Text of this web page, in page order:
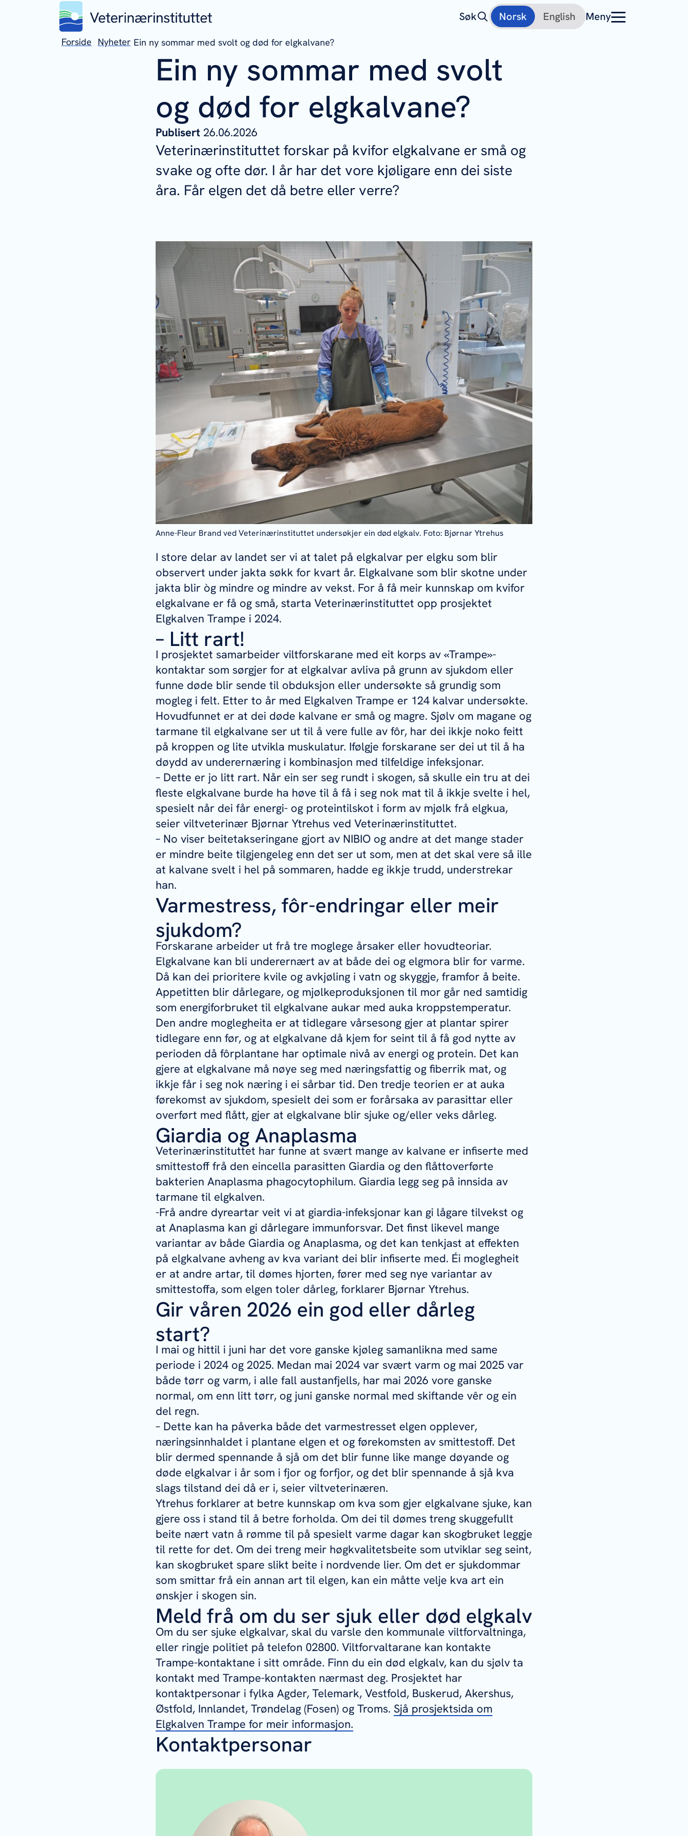
Søk Norsk English Meny
Forside Nyheter Ein ny sommar med svolt og død for elgkalvane?
Ein ny sommar med svolt
og død for elgkalvane?
Publisert 26.06.2026
Veterinærinstituttet forskar på kvifor elgkalvane er små og
svake og ofte dør. I år har det vore kjøligare enn dei siste
åra. Får elgen det då betre eller verre?
Anne-Fleur Brand ved Veterinærinstituttet undersøkjer ein død elgkalv. Foto: Bjørnar Ytrehus
I store delar av landet ser vi at talet på elgkalvar per elgku som blir
observert under jakta søkk for kvart år. Elgkalvane som blir skotne under
jakta blir òg mindre og mindre av vekst. For å få meir kunnskap om kvifor
elgkalvane er få og små, starta Veterinærinstituttet opp prosjektet
Elgkalven Trampe i 2024.
– Litt rart!
I prosjektet samarbeider viltforskarane med eit korps av «Trampe»-
kontaktar som sørgjer for at elgkalvar avliva på grunn av sjukdom eller
funne døde blir sende til obduksjon eller undersøkte så grundig som
mogleg i felt. Etter to år med Elgkalven Trampe er 124 kalvar undersøkte.
Hovudfunnet er at dei døde kalvane er små og magre. Sjølv om magane og
tarmane til elgkalvane ser ut til å vere fulle av fôr, har dei ikkje noko feitt
på kroppen og lite utvikla muskulatur. Ifølgje forskarane ser dei ut til å ha
døydd av underernæring i kombinasjon med tilfeldige infeksjonar.
– Dette er jo litt rart. Når ein ser seg rundt i skogen, så skulle ein tru at dei
fleste elgkalvane burde ha høve til å få i seg nok mat til å ikkje svelte i hel,
spesielt når dei får energi- og proteintilskot i form av mjølk frå elgkua,
seier viltveterinær Bjørnar Ytrehus ved Veterinærinstituttet.
– No viser beitetakseringane gjort av NIBIO og andre at det mange stader
er mindre beite tilgjengeleg enn det ser ut som, men at det skal vere så ille
at kalvane svelt i hel på sommaren, hadde eg ikkje trudd, understrekar
han.
Varmestress, fôr-endringar eller meir
sjukdom?
Forskarane arbeider ut frå tre moglege årsaker eller hovudteoriar.
Elgkalvane kan bli underernært av at både dei og elgmora blir for varme.
Då kan dei prioritere kvile og avkjøling i vatn og skyggje, framfor å beite.
Appetitten blir dårlegare, og mjølkeproduksjonen til mor går ned samtidig
som energiforbruket til elgkalvane aukar med auka kroppstemperatur.
Den andre moglegheita er at tidlegare vårsesong gjer at plantar spirer
tidlegare enn før, og at elgkalvane då kjem for seint til å få god nytte av
perioden då fôrplantane har optimale nivå av energi og protein. Det kan
gjere at elgkalvane må nøye seg med næringsfattig og fiberrik mat, og
ikkje får i seg nok næring i ei sårbar tid. Den tredje teorien er at auka
førekomst av sjukdom, spesielt dei som er forårsaka av parasittar eller
overført med flått, gjer at elgkalvane blir sjuke og/eller veks dårleg.
Giardia og Anaplasma
Veterinærinstituttet har funne at svært mange av kalvane er infiserte med
smittestoff frå den eincella parasitten Giardia og den flåttoverførte
bakterien Anaplasma phagocytophilum. Giardia legg seg på innsida av
tarmane til elgkalven.
-Frå andre dyreartar veit vi at giardia-infeksjonar kan gi lågare tilvekst og
at Anaplasma kan gi dårlegare immunforsvar. Det finst likevel mange
variantar av både Giardia og Anaplasma, og det kan tenkjast at effekten
på elgkalvane avheng av kva variant dei blir infiserte med. Éi moglegheit
er at andre artar, til dømes hjorten, fører med seg nye variantar av
smittestoffa, som elgen toler dårleg, forklarer Bjørnar Ytrehus.
Gir våren 2026 ein god eller dårleg
start?
I mai og hittil i juni har det vore ganske kjøleg samanlikna med same
periode i 2024 og 2025. Medan mai 2024 var svært varm og mai 2025 var
både tørr og varm, i alle fall austanfjells, har mai 2026 vore ganske
normal, om enn litt tørr, og juni ganske normal med skiftande vêr og ein
del regn.
– Dette kan ha påverka både det varmestresset elgen opplever,
næringsinnhaldet i plantane elgen et og førekomsten av smittestoff. Det
blir dermed spennande å sjå om det blir funne like mange døyande og
døde elgkalvar i år som i fjor og forfjor, og det blir spennande å sjå kva
slags tilstand dei då er i, seier viltveterinæren.
Ytrehus forklarer at betre kunnskap om kva som gjer elgkalvane sjuke, kan
gjere oss i stand til å betre forholda. Om dei til dømes treng skuggefullt
beite nært vatn å rømme til på spesielt varme dagar kan skogbruket leggje
til rette for det. Om dei treng meir høgkvalitetsbeite som utviklar seg seint,
kan skogbruket spare slikt beite i nordvende lier. Om det er sjukdommar
som smittar frå ein annan art til elgen, kan ein måtte velje kva art ein
ønskjer i skogen sin.
Meld frå om du ser sjuk eller død elgkalv
Om du ser sjuke elgkalvar, skal du varsle den kommunale viltforvaltninga,
eller ringje politiet på telefon 02800. Viltforvaltarane kan kontakte
Trampe-kontaktane i sitt område. Finn du ein død elgkalv, kan du sjølv ta
kontakt med Trampe-kontakten nærmast deg. Prosjektet har
kontaktpersonar i fylka Agder, Telemark, Vestfold, Buskerud, Akershus,
Østfold, Innlandet, Trøndelag (Fosen) og Troms. Sjå prosjektsida om
Elgkalven Trampe for meir informasjon.
Kontaktpersonar